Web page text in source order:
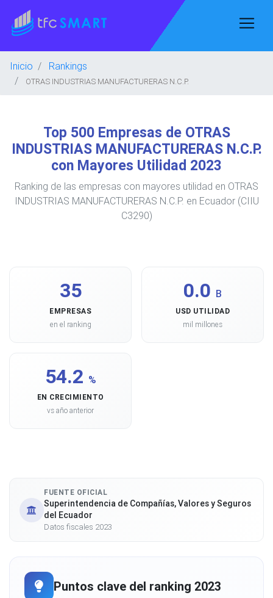
Inicio Rankings
OTRAS INDUSTRIAS MANUFACTURERAS N.C.P.
Top 500 Empresas de OTRAS
INDUSTRIAS MANUFACTURERAS N.C.P.
con Mayores Utilidad 2023
Ranking de las empresas con mayores utilidad en OTRAS
INDUSTRIAS MANUFACTURERAS N.C.P. en Ecuador (CIIU
C3290)
35
EMPRESAS
en el ranking
0.0 B
USD UTILIDAD
mil millones
54.2 %
EN CRECIMIENTO
vs año anterior
FUENTE OFICIAL
Superintendencia de Compañías, Valores y Seguros
del Ecuador
Datos fiscales 2023
Puntos clave del ranking 2023